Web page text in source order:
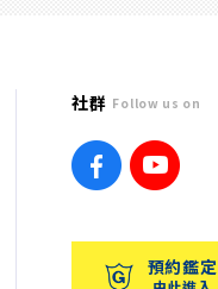
社群 Follow us on
預約鑑定